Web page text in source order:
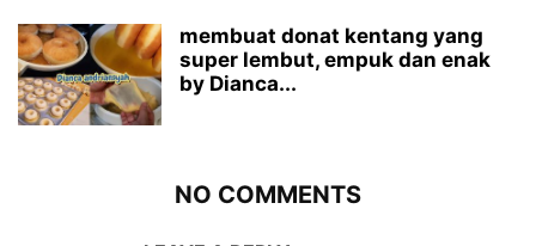
membuat donat kentang yang
super lembut, empuk dan enak
by Dianca...
NO COMMENTS